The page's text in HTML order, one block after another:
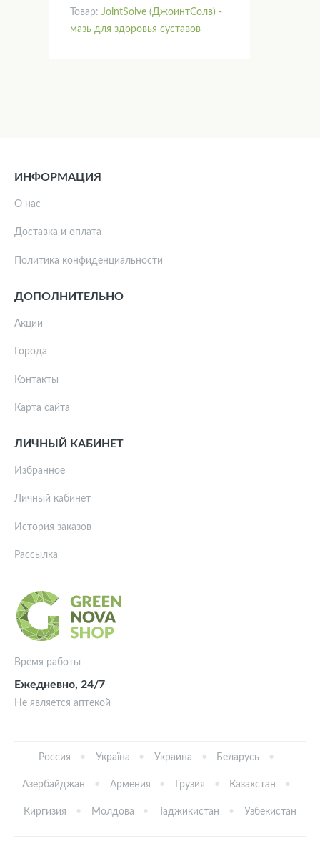
Товар: JointSolve (ДжоинтСолв) -
мазь для здоровья суставов
Время работы
Ежедневно, 24/7
Не является аптекой
ИНФОРМАЦИЯ
О нас
Доставка и оплата
Политика конфиденциальности
ДОПОЛНИТЕЛЬНО
Акции
Города
Контакты
Карта сайта
ЛИЧНЫЙ КАБИНЕТ
Избранное
Личный кабинет
История заказов
Рассылка
Россия Україна Украина Беларусь
Азербайджан Армения Грузия Казахстан
Киргизия Молдова Таджикистан Узбекистан